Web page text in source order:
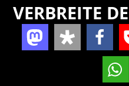
VERBREITE